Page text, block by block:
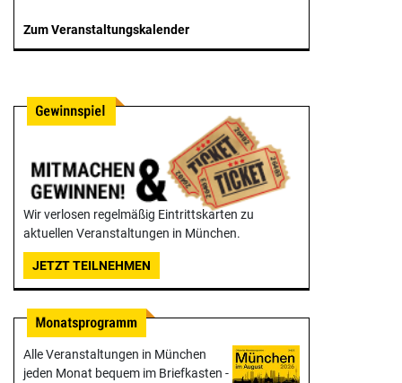
Zum Veranstaltungskalender
Wir verlosen regelmäßig Eintrittskarten zu
aktuellen Veranstaltungen in München.
JETZT TEILNEHMEN
Alle Veranstaltungen in München
jeden Monat bequem im Briefkasten -